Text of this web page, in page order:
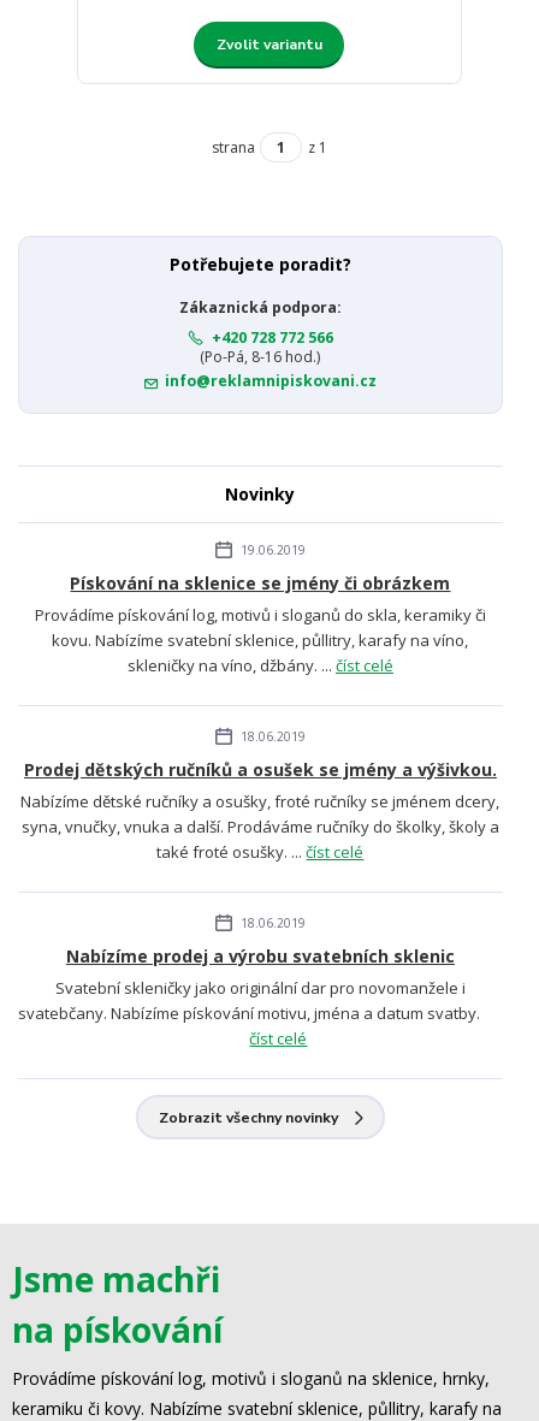
Zvolit variantu
strana z 1
Potřebujete poradit?
Zákaznická podpora:
+420 728 772 566
(Po-Pá, 8-16 hod.)
info@reklamnipiskovani.cz
Novinky
19.06.2019
Pískování na sklenice se jmény či obrázkem
Provádíme pískování log, motivů i sloganů do skla, keramiky či
kovu. Nabízíme svatební sklenice, půllitry, karafy na víno,
skleničky na víno, džbány. ... číst celé
18.06.2019
Prodej dětských ručníků a osušek se jmény a výšivkou.
Nabízíme dětské ručníky a osušky, froté ručníky se jménem dcery,
syna, vnučky, vnuka a další. Prodáváme ručníky do školky, školy a
také froté osušky. ...číst celé
18.06.2019
Nabízíme prodej a výrobu svatebních sklenic
Svatební skleničky jako originální dar pro novomanžele i
svatebčany. Nabízíme pískování motivu, jména a datum svatby.
číst celé
Zobrazit všechny novinky
Jsme machři
na pískování
Provádíme pískování log, motivů i sloganů na sklenice, hrnky,
keramiku či kovy. Nabízíme svatební sklenice, půllitry, karafy na